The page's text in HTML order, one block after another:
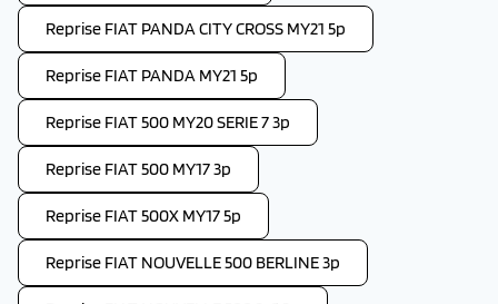
Reprise FIAT PANDA CITY CROSS MY21 5p
Reprise FIAT PANDA MY21 5p
Reprise FIAT 500 MY20 SERIE 7 3p
Reprise FIAT 500 MY17 3p
Reprise FIAT 500X MY17 5p
Reprise FIAT NOUVELLE 500 BERLINE 3p